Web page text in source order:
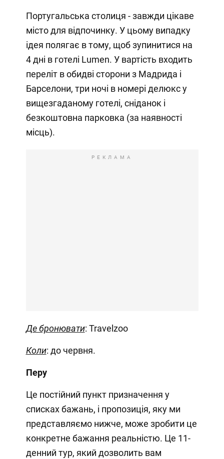
Португальська столиця - завжди цікаве
місто для відпочинку. У цьому випадку
ідея полягає в тому, щоб зупинитися на
4 дні в готелі Lumen. У вартість входить
переліт в обидві сторони з Мадрида і
Барселони, три ночі в номері делюкс у
вищезгаданому готелі, сніданок і
безкоштовна парковка (за наявності
місць).
РЕКЛАМА
Де бронювати: Travelzoo
Коли: до червня.
Перу
Це постійний пункт призначення у
списках бажань, і пропозиція, яку ми
представляємо нижче, може зробити це
конкретне бажання реальністю. Це 11-
денний тур, який дозволить вам